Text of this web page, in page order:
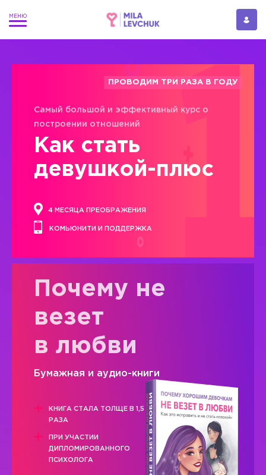
ПРОВОДИМ ТРИ РАЗА В ГОДУ
Самый большой и эффективный курс о
построении отношений
Как стать
девушкой-плюс
4 МЕСЯЦА ПРЕОБРАЖЕНИЯ
КОМЬЮНИТИ И ПОДДЕРЖКА
Почему не
везет
в любви
Бумажная и аудио-книги
КНИГА СТАЛА ТОЛЩЕ В 1,5
РАЗА
ПРИ УЧАСТИИ
ДИПЛОМИРОВАННОГО
ПСИХОЛОГА